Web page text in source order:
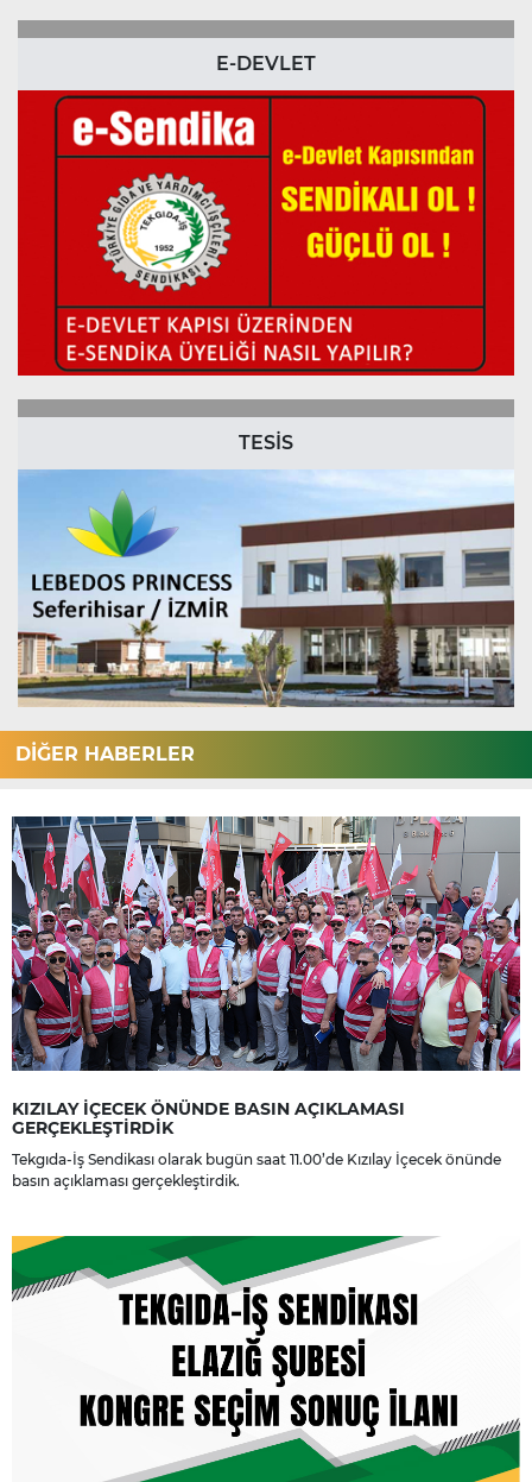
E-DEVLET
TESİS
DİĞER HABERLER
KIZILAY İÇECEK ÖNÜNDE BASIN AÇIKLAMASI
GERÇEKLEŞTİRDİK
Tekgıda-İş Sendikası olarak bugün saat 11.00’de Kızılay İçecek önünde
basın açıklaması gerçekleştirdik.